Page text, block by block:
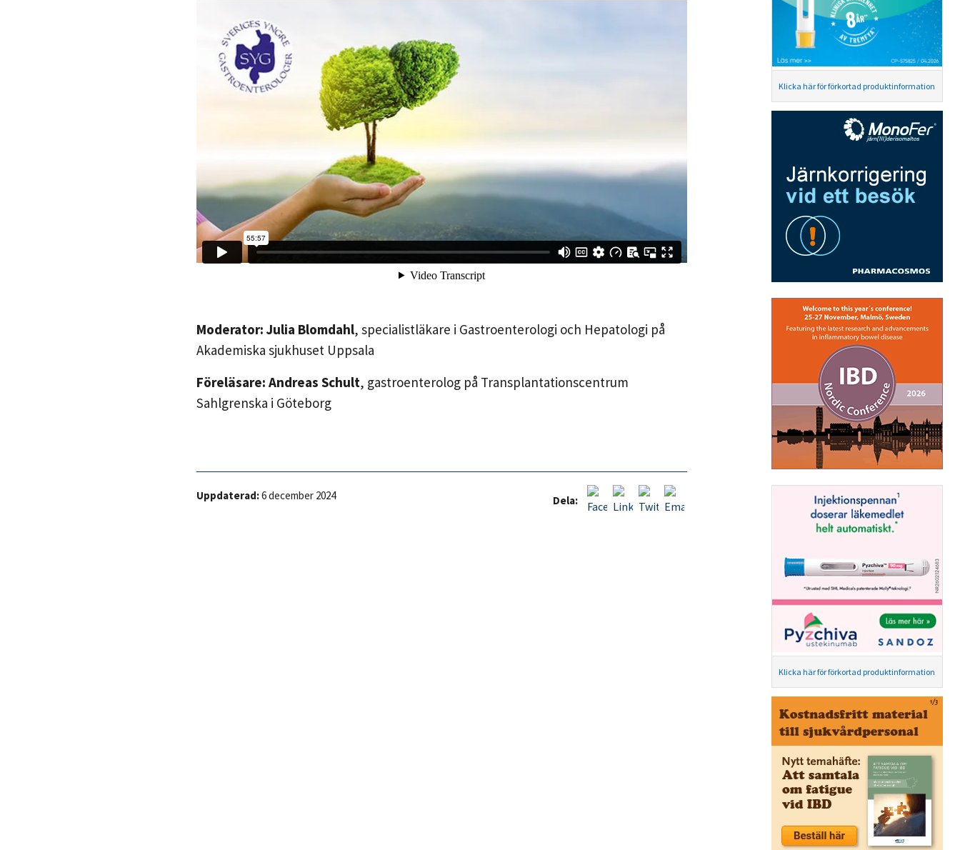
Moderator: Julia Blomdahl, specialistläkare i Gastroenterologi och Hepatologi på
Akademiska sjukhuset Uppsala
Föreläsare: Andreas Schult, gastroenterolog på Transplantationscentrum
Sahlgrenska i Göteborg
Uppdaterad:6 december 2024 Dela:
Klicka här för förkortad produktinformation
Klicka här för förkortad produktinformation